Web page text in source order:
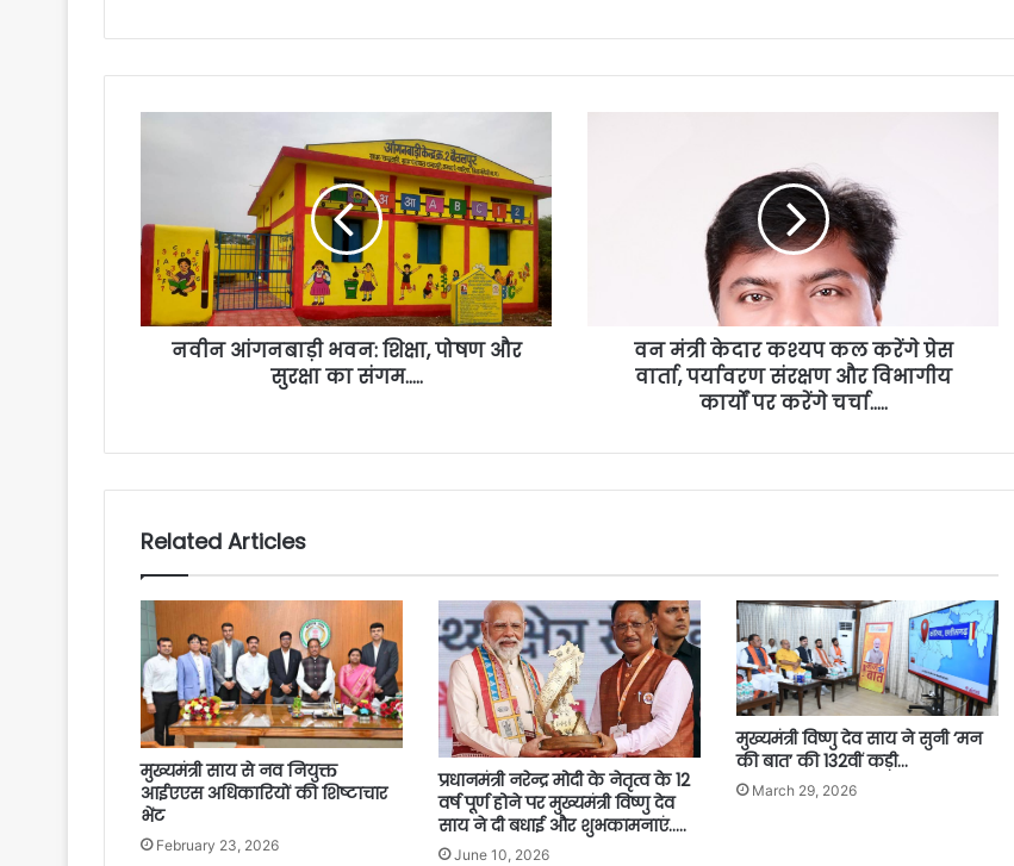
नवीन आंगनबाड़ी भवन: शिक्षा, पोषण और
सुरक्षा का संगम…..
वन मंत्री केदार कश्यप कल करेंगे प्रेस
वार्ता, पर्यावरण संरक्षण और विभागीय
कार्यों पर करेंगे चर्चा…..
Related Articles
मुख्यमंत्री साय से नव नियुक्त
आईएएस अधिकारियों की शिष्टाचार
भेंट
February 23, 2026
प्रधानमंत्री नरेन्द्र मोदी के नेतृत्व के 12
वर्ष पूर्ण होने पर मुख्यमंत्री विष्णु देव
साय ने दी बधाई और शुभकामनाएं…..
June 10, 2026
मुख्यमंत्री विष्णु देव साय ने सुनी ‘मन
की बात’ की 132वीं कड़ी…
March 29, 2026